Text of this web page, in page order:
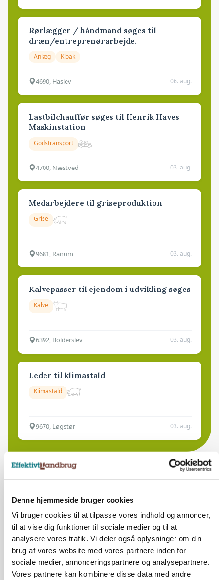
Denne hjemmeside bruger cookies
Vi bruger cookies til at tilpasse vores indhold og annoncer,
til at vise dig funktioner til sociale medier og til at
analysere vores trafik. Vi deler også oplysninger om din
brug af vores website med vores partnere inden for
sociale medier, annonceringspartnere og analysepartnere.
Vores partnere kan kombinere disse data med andre
Rørlægger / håndmand søges til
dræn/entreprenørarbejde.
Anlæg Kloak
4690, Haslev 06. aug.
Lastbilchauffør søges til Henrik Haves
Maskinstation
Godstransport
4700, Næstved 03. aug.
Medarbejdere til griseproduktion
Grise
9681, Ranum 03. aug.
Kalvepasser til ejendom i udvikling søges
Kalve
6392, Bolderslev 03. aug.
Leder til klimastald
Klimastald
9670, Løgstør 03. aug.